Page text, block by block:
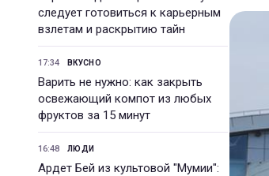
следует готовиться к карьерным
взлетам и раскрытию тайн
17:34 ВКУСНО
Варить не нужно: как закрыть
освежающий компот из любых
фруктов за 15 минут
16:48 ЛЮДИ
Ардет Бей из культовой "Мумии":